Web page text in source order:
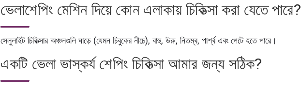
ভেলাশেপিং মেশিন দিয়ে কোন এলাকায় চিকিত্সা করা যেতে পারে?
সেলুলাইট চিকিত্সার অঞ্চলগুলি ঘাড়ে (যেমন চিবুকের নীচে), বাহু, উরু, নিতম্ব, পার্শ্ব এবং পেটে হতে পারে।
একটি ভেলা ভাস্কর্য শেপিং চিকিত্সা আমার জন্য সঠিক?